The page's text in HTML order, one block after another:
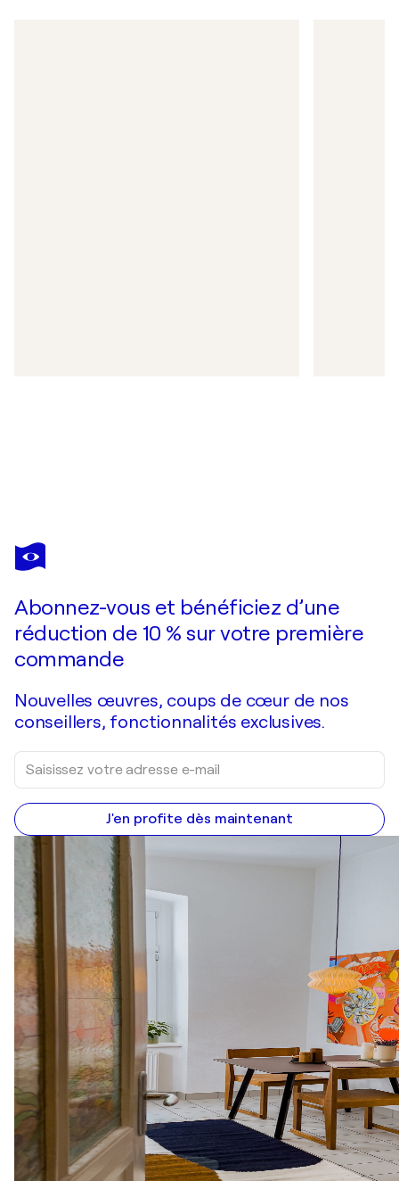
Abonnez-vous et bénéficiez d’une
réduction de 10 % sur votre première
commande
Nouvelles œuvres, coups de cœur de nos
conseillers, fonctionnalités exclusives.
J'en profite dès maintenant